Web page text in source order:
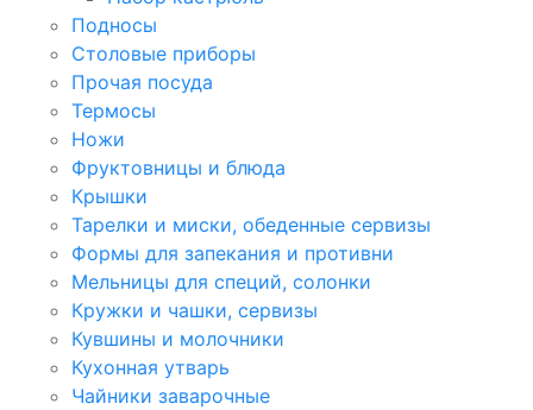
Подносы
Столовые приборы
Прочая посуда
Термосы
Ножи
Фруктовницы и блюда
Крышки
Тарелки и миски, обеденные сервизы
Формы для запекания и противни
Мельницы для специй, солонки
Кружки и чашки, сервизы
Кувшины и молочники
Кухонная утварь
Чайники заварочные